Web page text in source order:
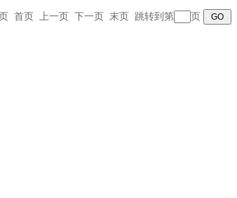
首页 上一页 下一页 末页 跳转到第 页